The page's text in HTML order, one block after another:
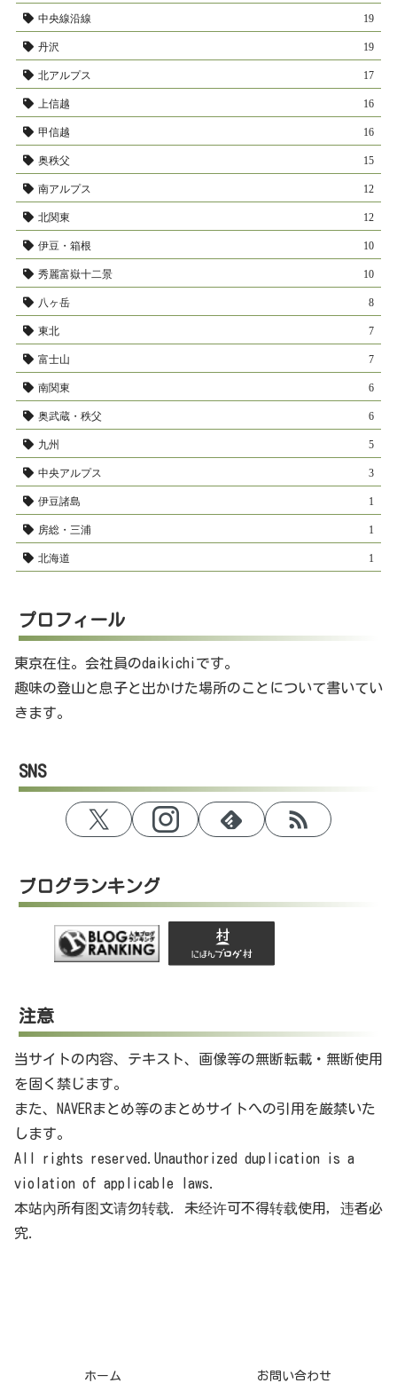
中央線沿線 19
丹沢 19
北アルプス 17
上信越 16
甲信越 16
奥秩父 15
南アルプス 12
北関東 12
伊豆・箱根 10
秀麗富嶽十二景 10
八ヶ岳 8
東北 7
富士山 7
南関東 6
奥武蔵・秩父 6
九州 5
中央アルプス 3
伊豆諸島 1
房総・三浦 1
北海道 1
プロフィール
東京在住。会社員のdaikichiです。
趣味の登山と息子と出かけた場所のことについて書いてい
きます。
SNS
ブログランキング
注意
当サイトの内容、テキスト、画像等の無断転載・無断使用
を固く禁じます。
また、NAVERまとめ等のまとめサイトへの引用を厳禁いた
します。
All rights reserved.Unauthorized duplication is a
violation of applicable laws.
本站內所有图文请勿转载. 未经许可不得转载使用，违者必
究.
ホーム お問い合わせ